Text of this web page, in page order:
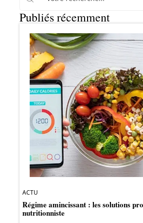
Publiés récemment
ACTU
Régime amincissant : les solutions
nutritionniste